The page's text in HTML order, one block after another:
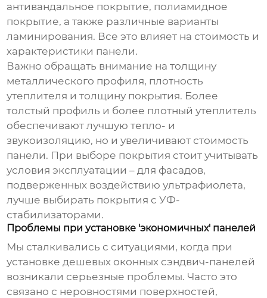
антивандальное покрытие, полиамидное
покрытие, а также различные варианты
ламинирования. Все это влияет на стоимость и
характеристики панели.
Важно обращать внимание на толщину
металлического профиля, плотность
утеплителя и толщину покрытия. Более
толстый профиль и более плотный утеплитель
обеспечивают лучшую тепло- и
звукоизоляцию, но и увеличивают стоимость
панели. При выборе покрытия стоит учитывать
условия эксплуатации – для фасадов,
подверженных воздействию ультрафиолета,
лучше выбирать покрытия с УФ-
стабилизаторами.
Проблемы при установке 'экономичных' панелей
Мы сталкивались с ситуациями, когда при
установкедешевых оконных сэндвич-панелей
возникали серьезные проблемы. Часто это
связано с неровностями поверхностей,